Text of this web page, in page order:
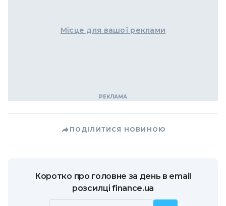
Місце для вашої реклами
ПОДІЛИТИСЯ НОВИНОЮ
Коротко про головне за день в email
розсилці finance.ua